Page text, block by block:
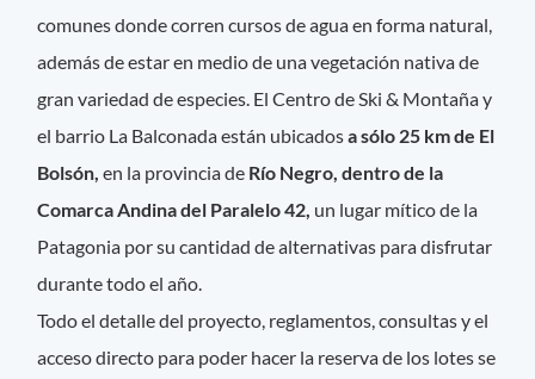
comunes donde corren cursos de agua en forma natural,
además de estar en medio de una vegetación nativa de
gran variedad de especies. El Centro de Ski & Montaña y
el barrio La Balconada están ubicadosa sólo 25 km de El
Bolsón, en la provincia de Río Negro, dentro de la
Comarca Andina del Paralelo 42, un lugar mítico de la
Patagonia por su cantidad de alternativas para disfrutar
durante todo el año.
Todo el detalle del proyecto, reglamentos, consultas y el
acceso directo para poder hacer la reserva de los lotes se